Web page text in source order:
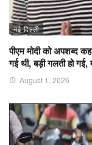
नई दिल्ली
पीएम मोदी को अपशब्द
गई थी, बड़ी गलती हो
August 1, 2026